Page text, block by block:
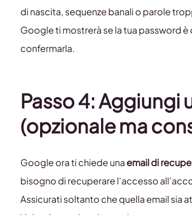
di nascita, sequenze banali o parole
Google ti mostrerà se la tua password
confermarla.
Passo 4: Aggiungi
(opzionale ma
Google ora ti chiede una email di
bisogno di recuperare l’accesso
Assicurati soltanto che quella email sia